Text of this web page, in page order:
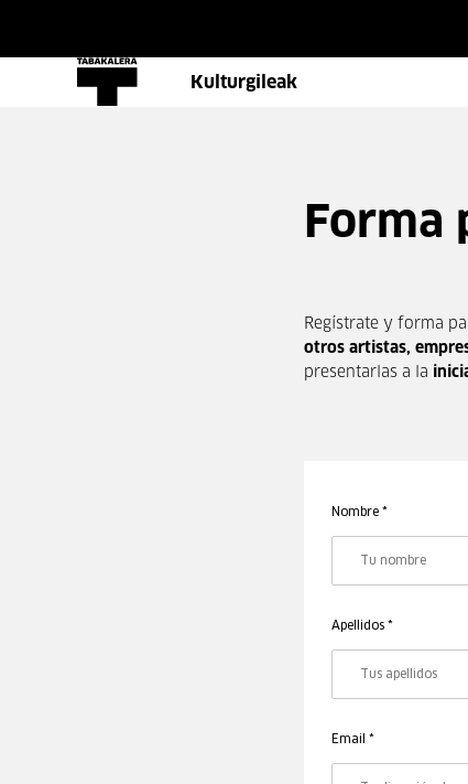
Kulturgileak
Forma
Regístrate y forma
otros artistas,
presentarlas a la
Nombre *
Apellidos *
Email *